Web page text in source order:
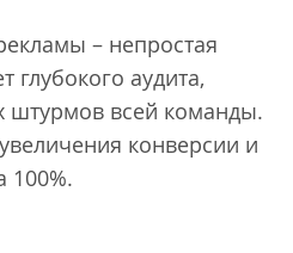
– непростая
глубокого аудита,
штурмов всей команды.
конверсии и
100%.